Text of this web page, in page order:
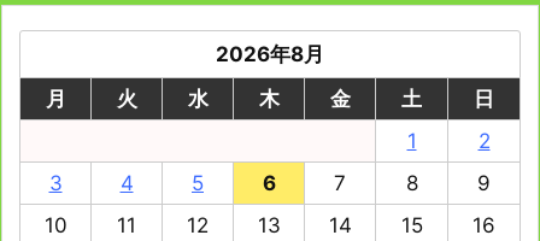
2026年8月
月
火 水 木 金 土
日
1
2
3
4 5 6 7 8
9
10
11 12 13 14 15
16